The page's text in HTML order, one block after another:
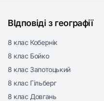
ВІдповіді з географії
8 клас Кобернік
8 клас Бойко
8 клас Запотоцький
8 клас Гільберг
8 клас Довгань